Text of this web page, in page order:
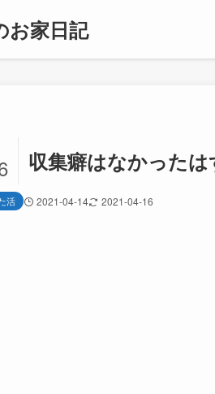
お家日記
収集癖はなかったは
活 2021-04-14 2021-04-16